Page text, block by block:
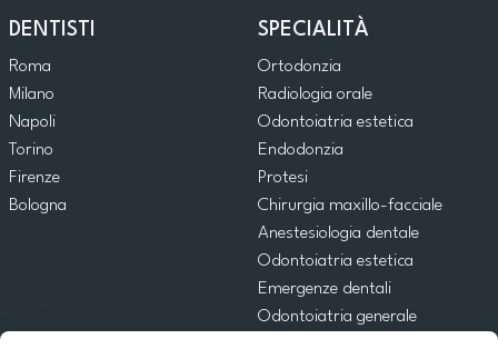
DENTISTI
Roma
Milano
Napoli
Torino
Firenze
Bologna
SPECIALITÀ
Ortodonzia
Radiologia orale
Odontoiatria estetica
Endodonzia
Protesi
Chirurgia maxillo-facciale
Anestesiologia dentale
Odontoiatria estetica
Emergenze dentali
Odontoiatria generale